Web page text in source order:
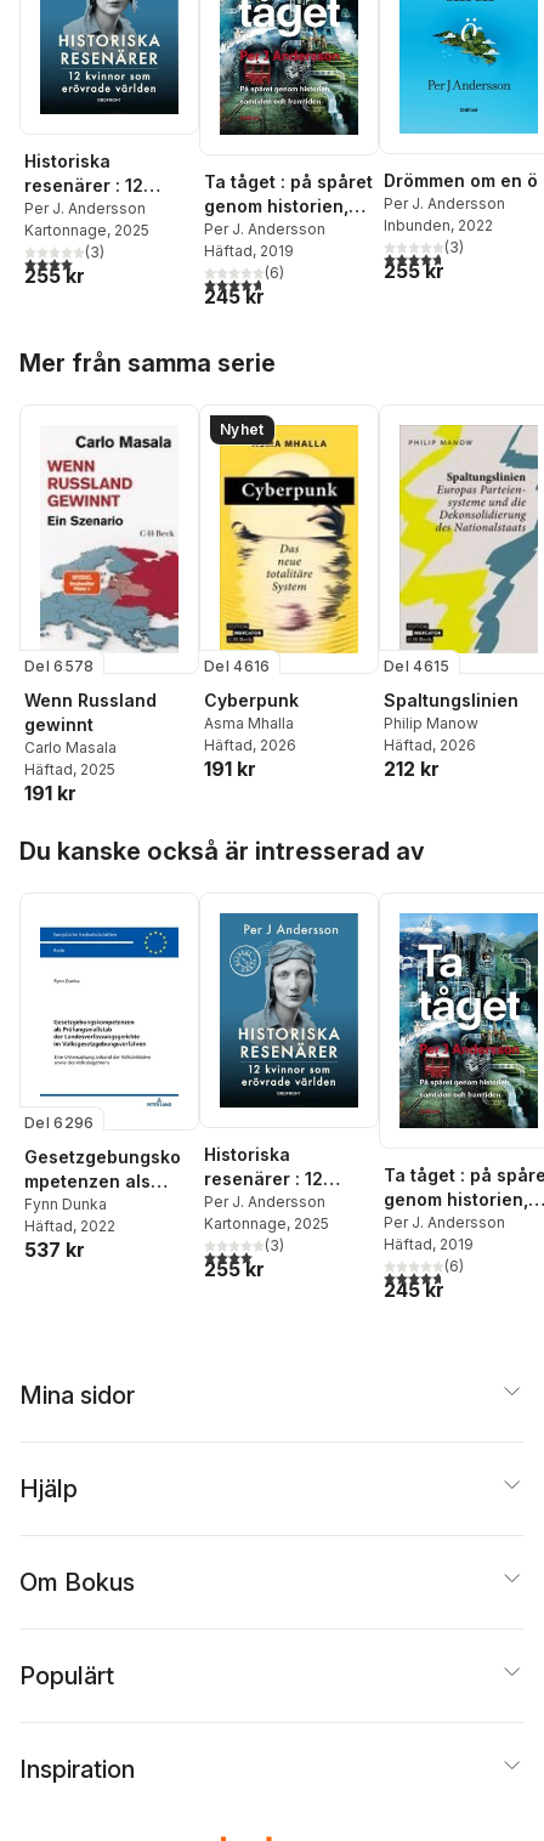
Historiska
resenärer : 12
kvinnor som
erövrade världen
Per J. Andersson
Kartonnage, 2025
4,0utav 5 stjärnor. Totalt antal röster:
(3)
255 kr
Ta tåget : på spåret
genom historien,
samtiden och
framtiden
Per J. Andersson
Häftad, 2019
4,7utav 5 stjärnor. Totalt antal röster:
(6)
245 kr
Drömmen om en ö
Per J. Andersson
Inbunden, 2022
4,7utav 5 stjärnor.
(3)
255 kr
Mer från samma serie
Del 6578
Wenn Russland
gewinnt
Carlo Masala
Häftad, 2025
191 kr
Nyhet
Del 4616
Cyberpunk
Asma Mhalla
Häftad, 2026
191 kr
Del 4615
Spaltungslinien
Philip Manow
Häftad, 2026
212 kr
Du kanske också är intresserad av
Del 6296
Gesetzgebungsko
mpetenzen als
Pruefungsmaßstab
der
Landesverfassung
Fynn Dunka
Häftad, 2022
537 kr
Historiska
resenärer : 12
kvinnor som
erövrade världen
Per J. Andersson
Kartonnage, 2025
4,0utav 5 stjärnor. Totalt antal röster:
(3)
255 kr
Ta tåget : på
genom historien,
samtiden och
framtiden
Per J. Andersson
Häftad, 2019
4,7utav 5 stjärnor.
(6)
245 kr
Mina sidor
Hjälp
Om Bokus
Populärt
Inspiration